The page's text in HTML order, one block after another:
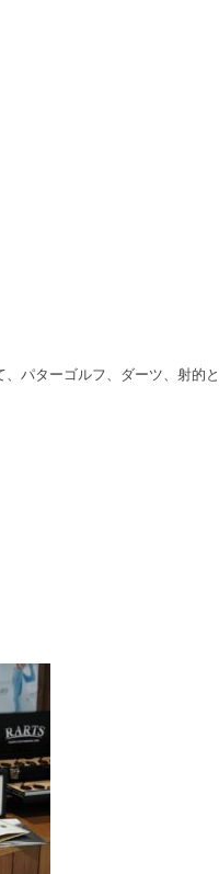
パターゴルフ、ダーツ、射的